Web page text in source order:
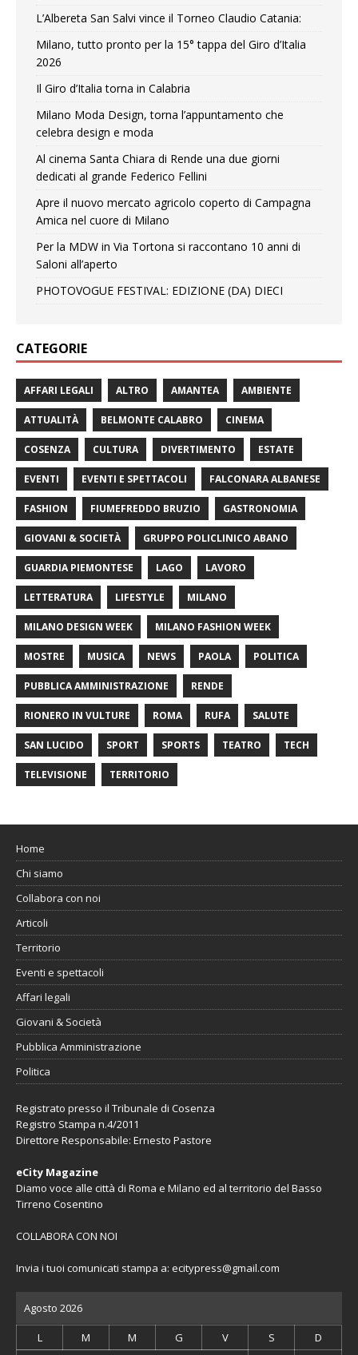
L’Albereta San Salvi vince il Torneo Claudio Catania:
Milano, tutto pronto per la 15° tappa del Giro d’Italia
2026
Il Giro d’Italia torna in Calabria
Milano Moda Design, torna l’appuntamento che
celebra design e moda
Al cinema Santa Chiara di Rende una due giorni
dedicati al grande Federico Fellini
Apre il nuovo mercato agricolo coperto di Campagna
Amica nel cuore di Milano
Per la MDW in Via Tortona si raccontano 10 anni di
Saloni all’aperto
PHOTOVOGUE FESTIVAL: EDIZIONE (DA) DIECI
CATEGORIE
AFFARI LEGALI ALTRO AMANTEA AMBIENTE
ATTUALITÀ BELMONTE CALABRO CINEMA
COSENZA CULTURA DIVERTIMENTO ESTATE
EVENTI EVENTI E SPETTACOLI FALCONARA ALBANESE
FASHION FIUMEFREDDO BRUZIO GASTRONOMIA
GIOVANI & SOCIETÀ GRUPPO POLICLINICO ABANO
GUARDIA PIEMONTESE LAGO LAVORO
LETTERATURA LIFESTYLE MILANO
MILANO DESIGN WEEK MILANO FASHION WEEK
MOSTRE MUSICA NEWS PAOLA POLITICA
PUBBLICA AMMINISTRAZIONE RENDE
RIONERO IN VULTURE ROMA RUFA SALUTE
SAN LUCIDO SPORT SPORTS TEATRO TECH
TELEVISIONE TERRITORIO
Home
Chi siamo
Collabora con noi
Articoli
Territorio
Eventi e spettacoli
Affari legali
Giovani & Società
Pubblica Amministrazione
Politica
Registrato presso il Tribunale di Cosenza
Registro Stampa n.4/2011
Direttore Responsabile: Ernesto Pastore
eCity Magazine
Diamo voce alle città di Roma e Milano ed al territorio del Basso
Tirreno Cosentino
COLLABORA CON NOI
Invia i tuoi comunicati stampa a: ecitypress@gmail.com
Agosto 2026
L M M G V S
D